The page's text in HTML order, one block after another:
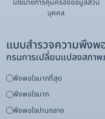
บุคคล
แบบสำรวจความพึงพอ
กรมการเปลี่ยนแปลงสภา
พึงพอใจมากที่สุด
พึงพอใจมาก
พึงพอใจปานกลาง